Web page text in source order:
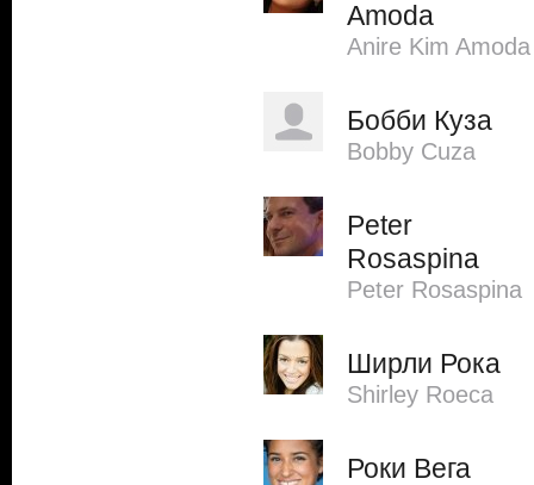
Amoda
Anire Kim Amoda
Бобби Куза
Bobby Cuza
Peter
Rosaspina
Peter Rosaspina
Ширли Рока
Shirley Roeca
Роки Вега